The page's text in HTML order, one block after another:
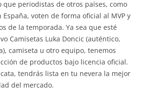
que periodistas de otros países, como
voten de forma oficial al MVP y
de la temporada. Ya sea que esté
Camisetas Luka Doncic (auténtico,
camiseta u otro equipo, tenemos
de productos bajo licencia oficial.
tendrás lista en tu nevera la mejor
del mercado.